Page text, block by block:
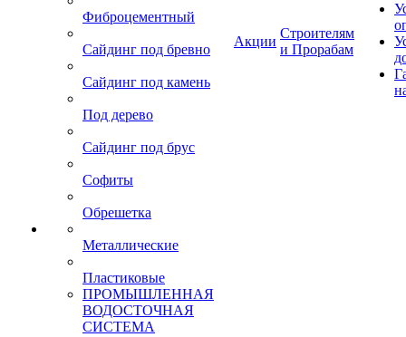
Фиброцементный
Сайдинг под бревно
Сайдинг под камень
Под дерево
Сайдинг под брус
Софиты
Обрешетка
Металлические
Пластиковые
ПРОМЫШЛЕННАЯ
ВОДОСТОЧНАЯ
СИСТЕМА
Акции
Строителям
и Прорабам